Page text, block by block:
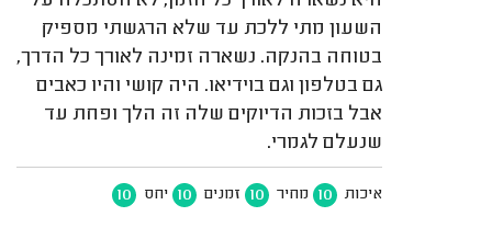
השעון מתי ללכת עד שלא הרגשתי מספיק
בטוחה בהנקה. נשארה זמינה לאורך כל הדרך,
גם בטלפון וגם בוידיאו. היה קושי והיו כאבים
אבל בזכות הדיוקים שלה זה הלך ופחת עד
שנעלם לגמרי.
איכות 10 מחיר 10 זמנים 10 יחס 10